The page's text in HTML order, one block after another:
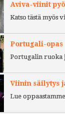
Aviva-viinit
Katso tästä myös
Portugali-opas
Portugalin ruoka
Viinin säilytys
Lue